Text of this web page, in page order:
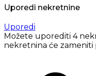
Uporedi nekretnine
Uporedi
Možete uporediti 4
nekretnina će zameniti